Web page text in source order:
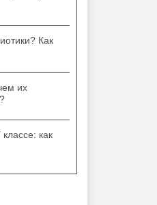
Как
их
как